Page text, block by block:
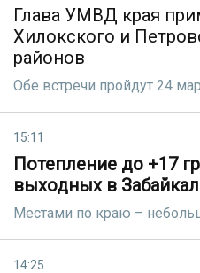
Глава УМВД края
Хилокского и
районов
Обе встречи пройдут 24
15:11
Потепление до +17
выходных в
Местами по краю –
14:25